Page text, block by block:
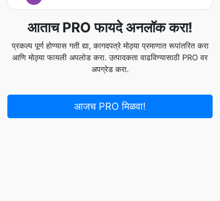
आताच PRO फायदे अनलॉक करा!
प्रकल्प पूर्ण होण्यास गती द्या, कागदपत्रे मोठ्या प्रमाणात रूपांतरित करा
आणि मोठ्या फायली अपलोड करा. उत्पादकता वाढविण्यासाठी PRO वर
अपग्रेड करा.
आजच PRO मिळवा!